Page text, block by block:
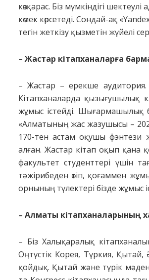
көз­қарас. Біз мүмкіндігі
көмек көр­сетеді. Сондай-ақ
тегін жеткізу қыз­метін жүйелі
– Жастар кітапханаларға
– Жастар – ерекше аудитория.
Кітапханаларда қызы­­ғу­шылық
жұмыс істейді. Шығармашылық
«Алма­тының жас жазушысы –
170-тен астам оқушы фэнтези
алған. Жастар кітап оқып қана
факультет студенттері үшін
тәжірибеден өтіп, қоғаммен
орнының түлектері бізде жұмыс
– Алматы кітапханаларының
– Біз Халықаралық
Оңтүстік Корея, Түркия, Қытай,
қой­дық. Қытай және түрік